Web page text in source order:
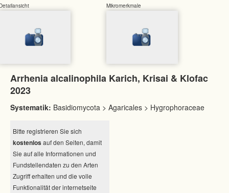
Mikromerkmale
Arrhenia alcalinophila Karich, Krisai & Klofac
2023
Systematik: Basidiomycota > Agaricales > Hygrophoraceae
Bitte registrieren Sie sich
kostenlos auf den Seiten, damit
Sie auf alle Informationen und
Fundstellendaten zu den Arten
Zugriff erhalten und die volle
Funktionalität der internetseite